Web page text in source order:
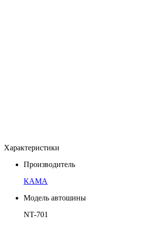
Характеристики
Производитель
КАМА
Модель автошины
NT-701